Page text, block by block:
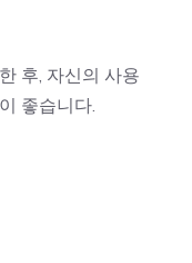
후, 자신의 사용
좋습니다.